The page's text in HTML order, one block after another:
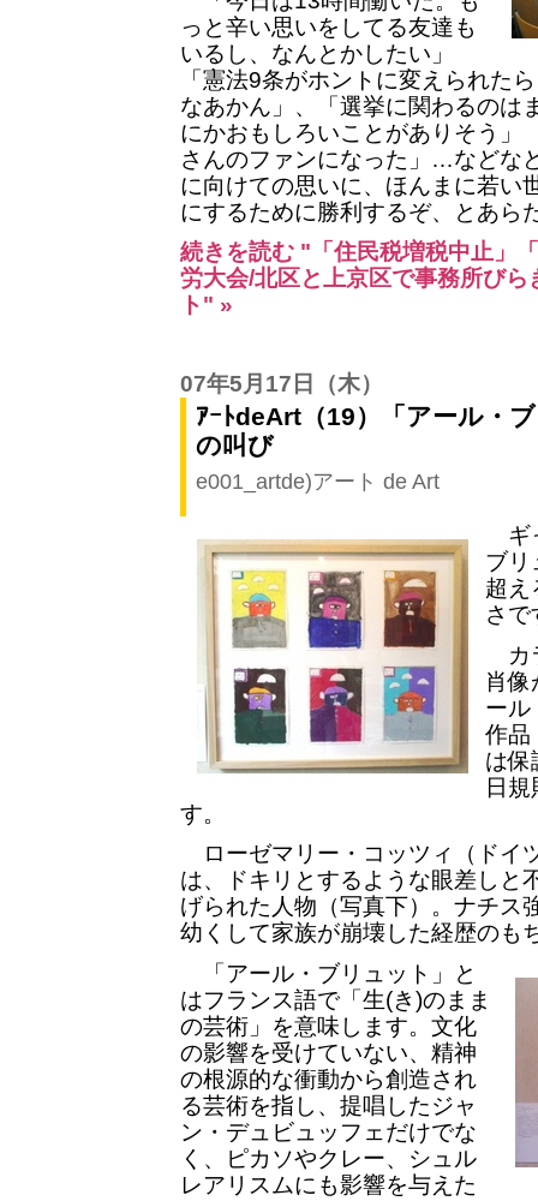
っと辛い思いをしてる友達も
いるし、なんとかしたい」
「憲法9条がホントに変えられた
なあかん」、「選挙に関わるのは
にかおもしろいことがありそう」
さんのファンになった」…などな
に向けての思いに、ほんまに若い
にするために勝利するぞ、とあら
続きを読む "「住民税増税中止」
労大会/北区と上京区で事務所び
ト" »
07年5月17日 （木）
ｱｰﾄdeArt（19）「アール・
の叫び
e001_artde)アート de Art
ギ
ブリ
超え
さで
カ
肖像
ール
作品
は保
日
す。
ローゼマリー・コッツィ（ドイ
は、ドキリとするような眼差しと
げられた人物（写真下）。ナチス
幼くして家族が崩壊した経歴のも
「アール・ブリュット」と
はフランス語で「生(き)のまま
の芸術」を意味します。文化
の影響を受けていない、精神
の根源的な衝動から創造され
る芸術を指し、提唱したジャ
ン・デュビュッフェだけでな
く、ピカソやクレー、シュル
レアリスムにも影響を与えた